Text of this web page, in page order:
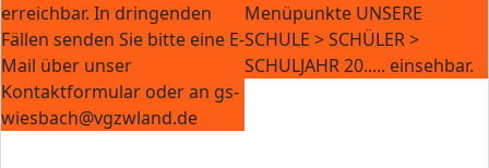
erreichbar. In dringenden
Fällen senden Sie bitte eine E-
Mail über unser
Kontaktformular oder an gs-
wiesbach@vgzwland.de
Menüpunkte UNSERE
SCHULE > SCHÜLER >
SCHULJAHR 20..... einsehbar.